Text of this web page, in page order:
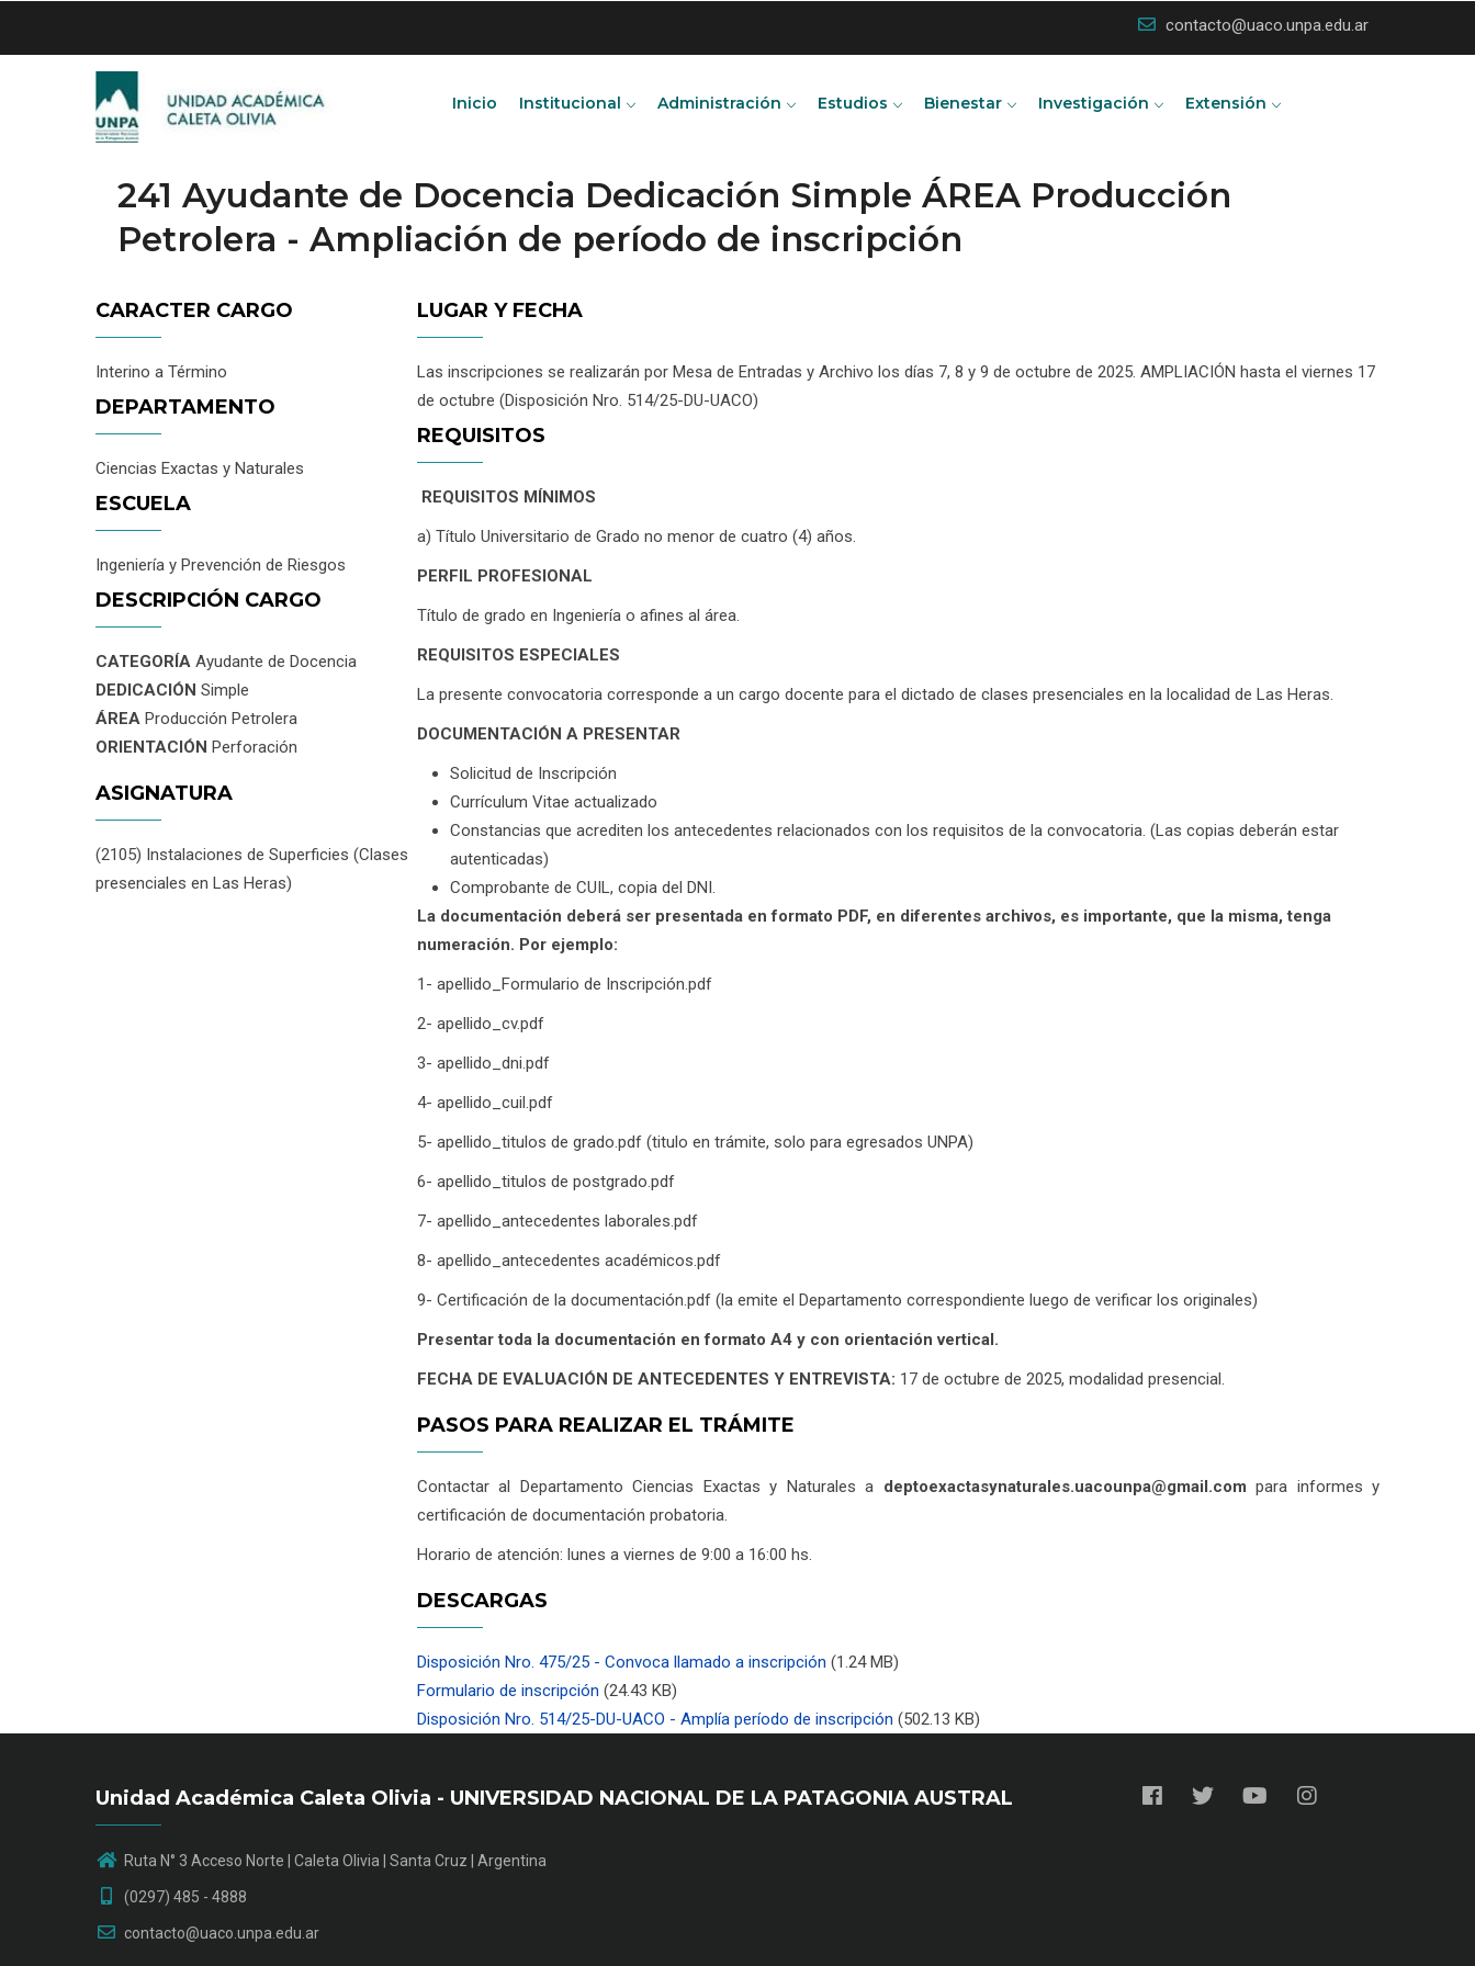
contacto@uaco.unpa.edu.ar
Inicio Institucional Administración Estudios Bienestar Investigación Extensión
241 Ayudante de Docencia Dedicación Simple ÁREA Producción
Petrolera - Ampliación de período de inscripción
CARACTER CARGO
Interino a Término
DEPARTAMENTO
Ciencias Exactas y Naturales
ESCUELA
Ingeniería y Prevención de Riesgos
DESCRIPCIÓN CARGO
CATEGORÍA Ayudante de Docencia
DEDICACIÓN Simple
ÁREA Producción Petrolera
ORIENTACIÓN Perforación
ASIGNATURA
(2105) Instalaciones de Superficies (Clases
presenciales en Las Heras)
LUGAR Y FECHA
Las inscripciones se realizarán por Mesa de Entradas y Archivo los días 7, 8 y 9 de octubre de 2025. AMPLIACIÓN hasta el viernes 17
de octubre (Disposición Nro. 514/25-DU-UACO)
REQUISITOS
REQUISITOS MÍNIMOS
a) Título Universitario de Grado no menor de cuatro (4) años.
PERFIL PROFESIONAL
Título de grado en Ingeniería o afines al área.
REQUISITOS ESPECIALES
La presente convocatoria corresponde a un cargo docente para el dictado de clases presenciales en la localidad de Las Heras.
DOCUMENTACIÓN A PRESENTAR
Solicitud de Inscripción
Currículum Vitae actualizado
Constancias que acrediten los antecedentes relacionados con los requisitos de la convocatoria. (Las copias deberán estar
autenticadas)
Comprobante de CUIL, copia del DNI.
La documentación deberá ser presentada en formato PDF, en diferentes archivos, es importante, que la misma, tenga
numeración. Por ejemplo:
1- apellido_Formulario de Inscripción.pdf
2- apellido_cv.pdf
3- apellido_dni.pdf
4- apellido_cuil.pdf
5- apellido_titulos de grado.pdf (titulo en trámite, solo para egresados UNPA)
6- apellido_titulos de postgrado.pdf
7- apellido_antecedentes laborales.pdf
8- apellido_antecedentes académicos.pdf
9- Certificación de la documentación.pdf (la emite el Departamento correspondiente luego de verificar los originales)
Presentar toda la documentación en formato A4 y con orientación vertical.
FECHA DE EVALUACIÓN DE ANTECEDENTES Y ENTREVISTA: 17 de octubre de 2025, modalidad presencial.
PASOS PARA REALIZAR EL TRÁMITE
Contactar al Departamento Ciencias Exactas y Naturales a deptoexactasynaturales.uacounpa@gmail.com para informes y
certificación de documentación probatoria.
Horario de atención: lunes a viernes de 9:00 a 16:00 hs.
DESCARGAS
Disposición Nro. 475/25 - Convoca llamado a inscripción (1.24 MB)
Formulario de inscripción (24.43 KB)
Disposición Nro. 514/25-DU-UACO - Amplía período de inscripción (502.13 KB)
Unidad Académica Caleta Olivia - UNIVERSIDAD NACIONAL DE LA PATAGONIA AUSTRAL
Ruta N° 3 Acceso Norte | Caleta Olivia | Santa Cruz | Argentina
(0297) 485 - 4888
contacto@uaco.unpa.edu.ar